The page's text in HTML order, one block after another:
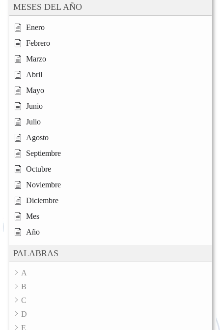
MESES DEL AÑO
Enero
Febrero
Marzo
Abril
Mayo
Junio
Julio
Agosto
Septiembre
Octubre
Noviembre
Diciembre
Mes
Año
PALABRAS
A
B
C
D
E